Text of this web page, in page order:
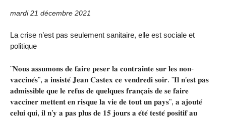
mardi 21 décembre 2021
La crise n’est pas seulement sanitaire, elle est sociale et
politique
"𝐍𝐨𝐮𝐬 𝐚𝐬𝐬𝐮𝐦𝐨𝐧𝐬 𝐝𝐞 𝐟𝐚𝐢𝐫𝐞 𝐩𝐞𝐬𝐞𝐫 𝐥𝐚 𝐜𝐨𝐧𝐭𝐫𝐚𝐢𝐧𝐭𝐞 𝐬𝐮𝐫 𝐥𝐞𝐬 𝐧𝐨𝐧-
𝐯𝐚𝐜𝐜𝐢𝐧𝐞́𝐬", 𝐚 𝐢𝐧𝐬𝐢𝐬𝐭𝐞́ 𝐉𝐞𝐚𝐧 𝐂𝐚𝐬𝐭𝐞𝐱 𝐜𝐞 𝐯𝐞𝐧𝐝𝐫𝐞𝐝𝐢 𝐬𝐨𝐢𝐫. "𝐈𝐥 𝐧’𝐞𝐬𝐭 𝐩𝐚𝐬
𝐚𝐝𝐦𝐢𝐬𝐬𝐢𝐛𝐥𝐞 𝐪𝐮𝐞 𝐥𝐞 𝐫𝐞𝐟𝐮𝐬 𝐝𝐞 𝐪𝐮𝐞𝐥𝐪𝐮𝐞𝐬 𝐟𝐫𝐚𝐧𝐜̧𝐚𝐢𝐬 𝐝𝐞 𝐬𝐞 𝐟𝐚𝐢𝐫𝐞
𝐯𝐚𝐜𝐜𝐢𝐧𝐞𝐫 𝐦𝐞𝐭𝐭𝐞𝐧𝐭 𝐞𝐧 𝐫𝐢𝐬𝐪𝐮𝐞 𝐥𝐚 𝐯𝐢𝐞 𝐝𝐞 𝐭𝐨𝐮𝐭 𝐮𝐧 𝐩𝐚𝐲𝐬", 𝐚 𝐚𝐣𝐨𝐮𝐭𝐞́
𝐜𝐞𝐥𝐮𝐢 𝐪𝐮𝐢, 𝐢𝐥 𝐧’𝐲 𝐚 𝐩𝐚𝐬 𝐩𝐥𝐮𝐬 𝐝𝐞 𝟏𝟓 𝐣𝐨𝐮𝐫𝐬 𝐚 𝐞́𝐭𝐞́ 𝐭𝐞𝐬𝐭𝐞́ 𝐩𝐨𝐬𝐢𝐭𝐢𝐟 𝐚𝐮